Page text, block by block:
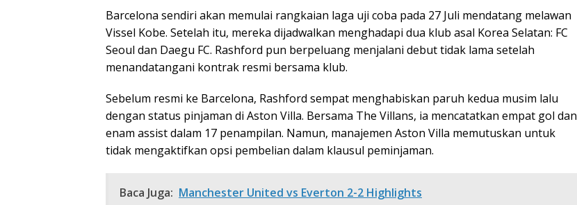
Barcelona sendiri akan memulai rangkaian laga uji coba pada 27 Juli mendatang melawan
Vissel Kobe. Setelah itu, mereka dijadwalkan menghadapi dua klub asal Korea Selatan: FC
Seoul dan Daegu FC. Rashford pun berpeluang menjalani debut tidak lama setelah
menandatangani kontrak resmi bersama klub.
Sebelum resmi ke Barcelona, Rashford sempat menghabiskan paruh kedua musim lalu
dengan status pinjaman di Aston Villa. Bersama The Villans, ia mencatatkan empat gol dan
enam assist dalam 17 penampilan. Namun, manajemen Aston Villa memutuskan untuk
tidak mengaktifkan opsi pembelian dalam klausul peminjaman.
Baca Juga: Manchester United vs Everton 2-2 Highlights